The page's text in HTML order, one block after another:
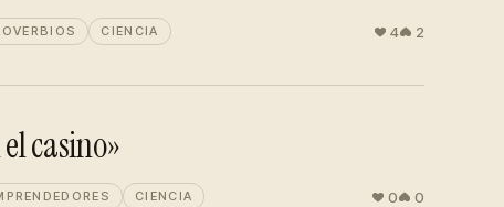
CIENCIA 4 2
casino»
CIENCIA 0 0